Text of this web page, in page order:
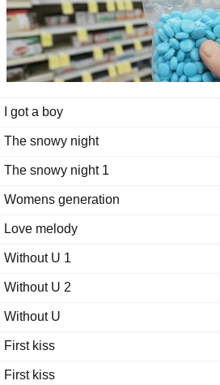
I got a boy
The snowy night
The snowy night 1
Womens generation
Love melody
Without U 1
Without U 2
Without U
First kiss
First kiss